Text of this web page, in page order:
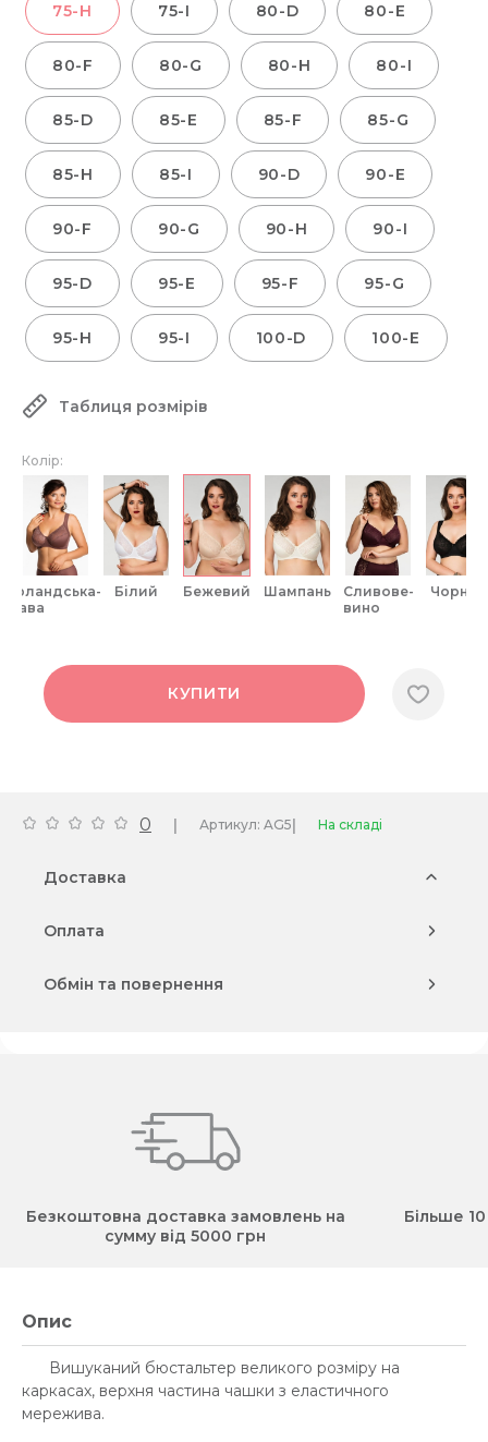
75-H 75-I 80-D 80-E
80-F 80-G 80-H 80-I
85-D 85-E 85-F 85-G
85-H 85-I 90-D 90-E
90-F 90-G 90-H 90-I
95-D 95-E 95-F 95-G
95-H 95-I 100-D 100-E
Таблиця розмірів
Колір:
кава
білий бежевий шампань
сливове-
вино
чорний
КУПИТИ
0 | Артикул: AG5| На складі
Доставка
Оплата
Обмін та повернення
Безкоштовна доставка замовлень на
сумму від 5000 грн
Більше
Опис
Вишуканий бюстальтер великого розміру на
каркасах, верхня частина чашки з еластичного
мережива.